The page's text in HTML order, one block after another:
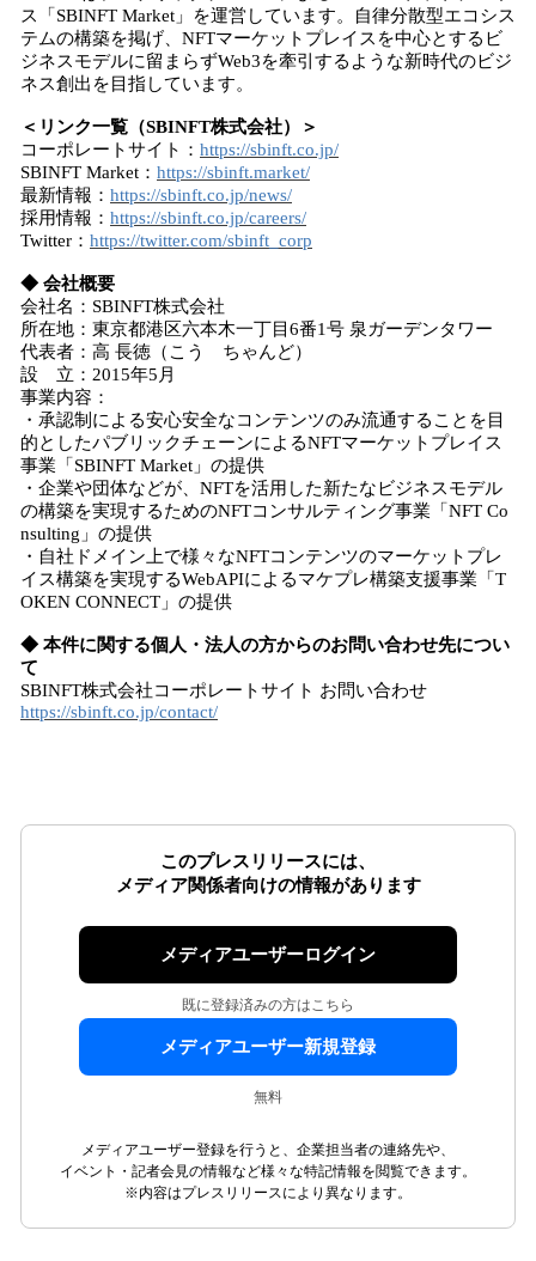
ス「SBINFT Market」を運営しています。自律分散型エコシス
テムの構築を掲げ、NFTマーケットプレイスを中心とするビ
ジネスモデルに留まらずWeb3を牽引するような新時代のビジ
ネス創出を目指しています。
＜リンク一覧（SBINFT株式会社）＞
コーポレートサイト： https://sbinft.co.jp/
SBINFT Market： https://sbinft.market/
最新情報： https://sbinft.co.jp/news/
採用情報： https://sbinft.co.jp/careers/
Twitter： https://twitter.com/sbinft_corp
◆ 会社概要
会社名：SBINFT株式会社
所在地：東京都港区六本木一丁目6番1号 泉ガーデンタワー
代表者：高 長徳（こう ちゃんど）
設 立：2015年5月
事業内容：
・承認制による安心安全なコンテンツのみ流通することを目
的としたパブリックチェーンによるNFTマーケットプレイス
事業「SBINFT Market」の提供
・企業や団体などが、NFTを活用した新たなビジネスモデル
の構築を実現するためのNFTコンサルティング事業「NFT Co
nsulting」の提供
・自社ドメイン上で様々なNFTコンテンツのマーケットプレ
イス構築を実現するWebAPIによるマケプレ構築支援事業「T
OKEN CONNECT」の提供
◆ 本件に関する個人・法人の方からのお問い合わせ先につい
て
SBINFT株式会社コーポレートサイト お問い合わせ
https://sbinft.co.jp/contact/
このプレスリリースには、
メディア関係者向けの情報があります
メディアユーザーログイン
既に登録済みの方はこちら
メディアユーザー新規登録
無料
メディアユーザー登録を行うと、企業担当者の連絡先や、
イベント・記者会見の情報など様々な特記情報を閲覧できます。
※内容はプレスリリースにより異なります。